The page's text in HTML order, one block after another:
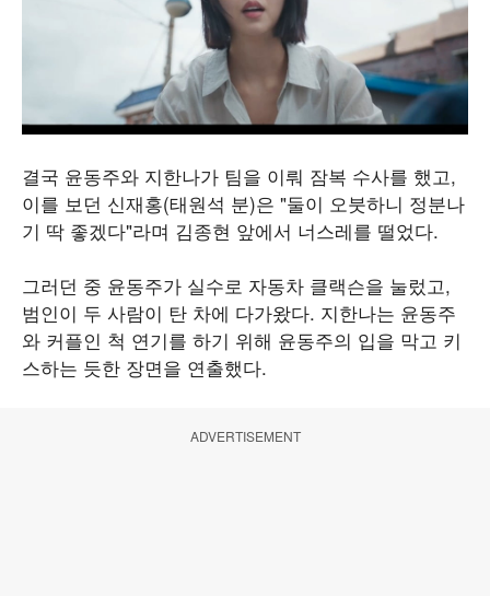
결국 윤동주와 지한나가 팀을 이뤄 잠복 수사를 했고,
이를 보던 신재홍(태원석 분)은 "둘이 오붓하니 정분나
기 딱 좋겠다"라며 김종현 앞에서 너스레를 떨었다.
그러던 중 윤동주가 실수로 자동차 클랙슨을 눌렀고,
범인이 두 사람이 탄 차에 다가왔다. 지한나는 윤동주
와 커플인 척 연기를 하기 위해 윤동주의 입을 막고 키
스하는 듯한 장면을 연출했다.
ADVERTISEMENT